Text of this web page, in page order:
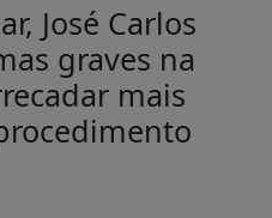
José Carlos
graves na
mais